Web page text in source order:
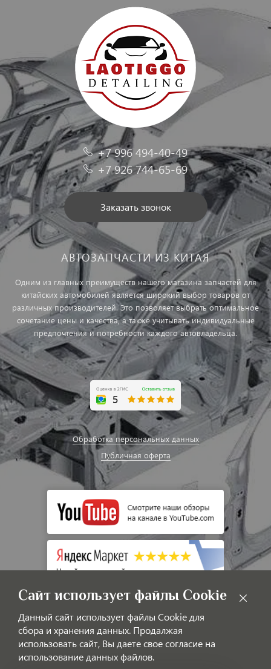
+7 996 494-40-49
+7 926 744-65-69
Заказать звонок
АВТОЗАПЧАСТИ ИЗ КИТАЯ
Одним из главных преимуществ нашего магазина запчастей для
китайских автомобилей является широкий выбор товаров от
различных производителей. Это позволяет выбрать оптимальное
сочетание цены и качества, а также учитывать индивидуальные
предпочтения и потребности каждого автовладельца.
Обработка персональных данных
Публичная оферта
© LAOTIGGO — Интернет-магазин автозапчастей для китайских
Сайт использует файлы Cookie
Данный сайт использует файлы Cookie для
сбора и хранения данных. Продалжая
использовать сайт, Вы даете свое согласие на
использование данных файлов.